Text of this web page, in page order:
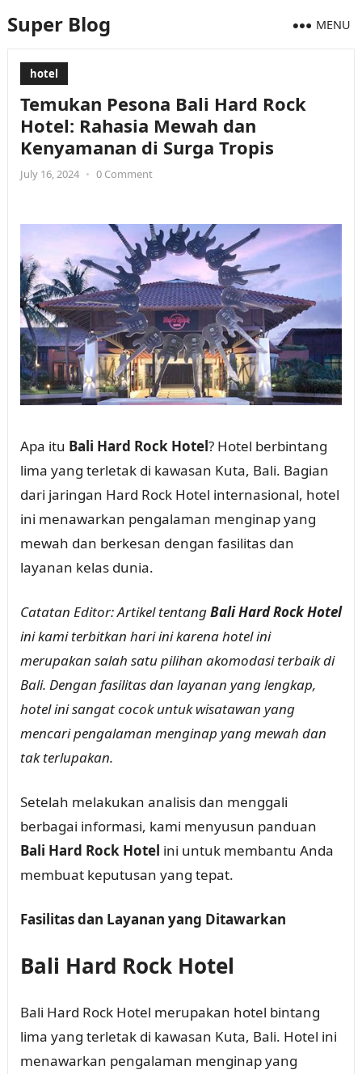
Super Blog MENU
hotel
Temukan Pesona Bali Hard Rock
Hotel: Rahasia Mewah dan
Kenyamanan di Surga Tropis
July 16, 2024 • 0 Comment
Apa itu Bali Hard Rock Hotel? Hotel berbintang
lima yang terletak di kawasan Kuta, Bali. Bagian
dari jaringan Hard Rock Hotel internasional, hotel
ini menawarkan pengalaman menginap yang
mewah dan berkesan dengan fasilitas dan
layanan kelas dunia.
Catatan Editor: Artikel tentangBali Hard Rock Hotel
ini kami terbitkan hari ini karena hotel ini
merupakan salah satu pilihan akomodasi terbaik di
Bali. Dengan fasilitas dan layanan yang lengkap,
hotel ini sangat cocok untuk wisatawan yang
mencari pengalaman menginap yang mewah dan
tak terlupakan.
Setelah melakukan analisis dan menggali
berbagai informasi, kami menyusun panduan
Bali Hard Rock Hotel ini untuk membantu Anda
membuat keputusan yang tepat.
Fasilitas dan Layanan yang Ditawarkan
Bali Hard Rock Hotel
Bali Hard Rock Hotel merupakan hotel bintang
lima yang terletak di kawasan Kuta, Bali. Hotel ini
menawarkan pengalaman menginap yang